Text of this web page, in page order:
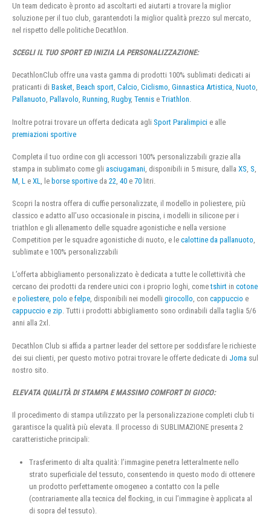
Un team dedicato è pronto ad ascoltarti ed aiutarti a trovare la miglior
soluzione per il tuo club, garantendoti la miglior qualità prezzo sul mercato,
nel rispetto delle politiche Decathlon.
SCEGLI IL TUO SPORT ED INIZIA LA PERSONALIZZAZIONE:
DecathlonClub offre una vasta gamma di prodotti 100% sublimati dedicati ai
praticanti di Basket, Beach sport, Calcio, Ciclismo, Ginnastica Artistica, Nuoto,
Pallanuoto, Pallavolo, Running, Rugby, Tennis e Triathlon.
Inoltre potrai trovare un offerta dedicata agli Sport Paralimpici e alle
premiazioni sportive
Completa il tuo ordine con gli accessori 100% personalizzabili grazie alla
stampa in sublimato come gli asciugamani , disponibili in 5 misure, dalla XS S
M L e XL , le borse sportive da 22 40 e 70 litri.
Scopri la nostra offera di cuffie personalizzate, il modello in poliestere, più
classico e adatto all’uso occasionale in piscina, i modelli in silicone per i
triathlon e gli allenamento delle squadre agonistiche e nella versione
Competition per le squadre agonistiche di nuoto, e le calottine da pallanuoto,
sublimate e 100% personalizzabili
L’offerta abbigliamento personalizzato è dedicata a tutte le collettività che
cercano dei prodotti da rendere unici con i proprio loghi, cometshirt in cotone
e poliestere, polo e felpe, disponibili nei modelli girocollo, con cappuccio e
cappuccio e zip. Tutti i prodotti abbigliamento sono ordinabili dalla taglia 5/6
anni alla 2xl.
Decathlon Club si affida a partner leader del settore per soddisfare le richieste
dei sui clienti, per questo motivo potrai trovare le offerte dedicate di Joma sul
nostro sito.
ELEVATA QUALITÀ DI STAMPA E MASSIMO COMFORT DI GIOCO:
Il procedimento di stampa utilizzato per la personalizzazione completi club ti
garantisce la qualità più elevata. Il processo di SUBLIMAZIONE presenta 2
caratteristiche principali:
Trasferimento di alta qualità: l’immagine penetra letteralmente nello
strato superficiale del tessuto, consentendo in questo modo di ottenere
un prodotto perfettamente omogeneo a contatto con la pelle
(contrariamente alla tecnica del flocking, in cui l’immagine è applicata al
di sopra del tessuto).